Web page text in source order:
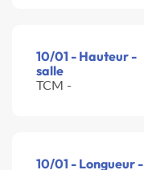
10/01 - Hauteur -
salle
TCM -
10/01 - Longueur -